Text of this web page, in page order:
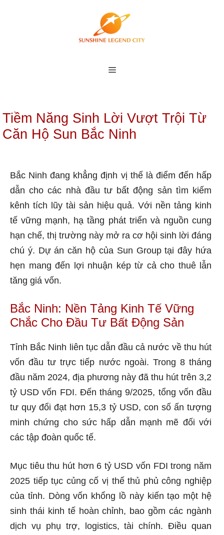
MENU
Tiềm Năng Sinh Lời Vượt Trội Từ
Căn Hộ Sun Bắc Ninh
Bắc Ninh đang khẳng định vị thế là điểm đến hấp
dẫn cho các nhà đầu tư bất động sản tìm kiếm
kênh tích lũy tài sản hiệu quả. Với nền tảng kinh
tế vững mạnh, hạ tầng phát triển và nguồn cung
hạn chế, thị trường này mở ra cơ hội sinh lời đáng
chú ý. Dự án căn hộ của Sun Group tại đây hứa
hẹn mang đến lợi nhuận kép từ cả cho thuê lẫn
tăng giá vốn.
Bắc Ninh: Nền Tảng Kinh Tế Vững
Chắc Cho Đầu Tư Bất Động Sản
Tỉnh Bắc Ninh liên tục dẫn đầu cả nước về thu hút
vốn đầu tư trực tiếp nước ngoài. Trong 8 tháng
đầu năm 2024, địa phương này đã thu hút trên 3,2
tỷ USD vốn FDI. Đến tháng 9/2025, tổng vốn đầu
tư quy đổi đạt hơn 15,3 tỷ USD, con số ấn tượng
minh chứng cho sức hấp dẫn mạnh mẽ đối với
các tập đoàn quốc tế.
Mục tiêu thu hút hơn 6 tỷ USD vốn FDI trong năm
2025 tiếp tục củng cố vị thế thủ phủ công nghiệp
của tỉnh. Dòng vốn khổng lồ này kiến tạo một hệ
sinh thái kinh tế hoàn chỉnh, bao gồm các ngành
dịch vụ phụ trợ, logistics, tài chính. Điều quan